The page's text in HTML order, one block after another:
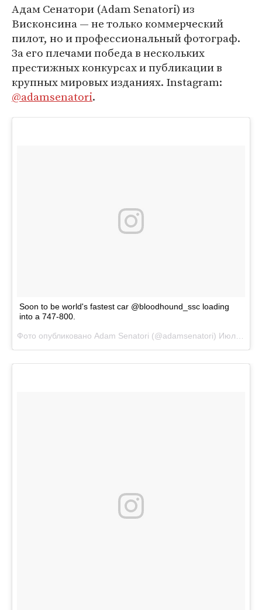
Адам Сенатори (Adam Senatori) из
Висконсина — не только коммерческий
пилот, но и профессиональный фотограф.
За его плечами победа в нескольких
престижных конкурсах и публикации в
крупных мировых изданиях. Instagram:
@adamsenatori.
Soon to be world's fastest car @bloodhound_ssc loading
into a 747-800.
Фото опубликовано Adam Senatori (@adamsenatori) Июл 14 2016 в 2:52 PDT